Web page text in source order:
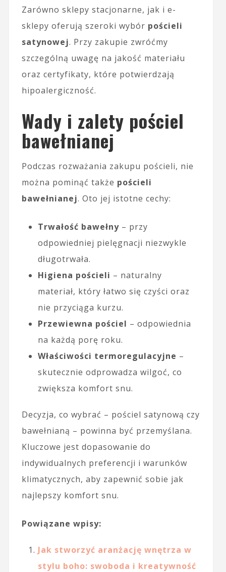
Zarówno sklepy stacjonarne, jak i e-
sklepy oferują szeroki wybór pościeli
satynowej. Przy zakupie zwróćmy
szczególną uwagę na jakość materiału
oraz certyfikaty, które potwierdzają
hipoalergiczność.
Wady i zalety pościel
bawełnianej
Podczas rozważania zakupu pościeli, nie
można pominąć także pościeli
bawełnianej. Oto jej istotne cechy:
Trwałość bawełny– przy
odpowiedniej pielęgnacji niezwykle
długotrwała.
Higiena pościeli – naturalny
materiał, który łatwo się czyści oraz
nie przyciąga kurzu.
Przewiewna pościel – odpowiednia
na każdą porę roku.
Właściwości termoregulacyjne –
skutecznie odprowadza wilgoć, co
zwiększa komfort snu.
Decyzja, co wybrać – pościel satynową czy
bawełnianą – powinna być przemyślana.
Kluczowe jest dopasowanie do
indywidualnych preferencji i warunków
klimatycznych, aby zapewnić sobie jak
najlepszy komfort snu.
Powiązane wpisy:
Jak stworzyć aranżację wnętrza w
stylu boho: swoboda i kreatywność